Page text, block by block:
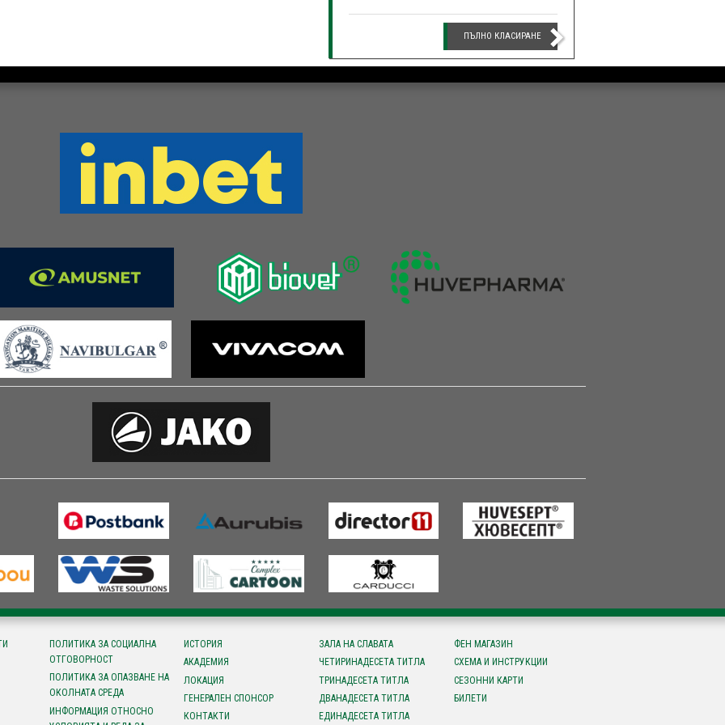
ПЪЛНО КЛАСИРАНЕ
ПОЛИТИКА ЗА СОЦИАЛНА
ОТГОВОРНОСТ
ПОЛИТИКА ЗА ОПАЗВАНЕ НА
ОКОЛНАТА СРЕДА
ИНФОРМАЦИЯ ОТНОСНО
ИСТОРИЯ
АКАДЕМИЯ
ЛОКАЦИЯ
ГЕНЕРАЛЕН СПОНСОР
КОНТАКТИ
ЗАЛА НА СЛАВАТА
ЧЕТИРИНАДЕСЕТА ТИТЛА
ТРИНАДЕСЕТА ТИТЛА
ДВАНАДЕСЕТА ТИТЛА
ЕДИНАДЕСЕТА ТИТЛА
ФЕН МАГАЗИН
СХЕМА И ИНСТРУКЦИИ
СЕЗОННИ КАРТИ
БИЛЕТИ